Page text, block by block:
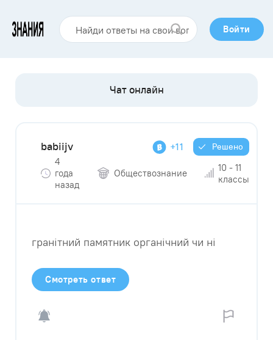
Войти
babiijv +11 Решено
4
года
назад
Обществознание
10 - 11
классы
гранітний памятник органічний чи ні
Смотреть ответ